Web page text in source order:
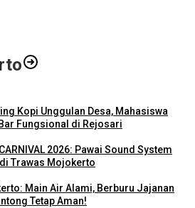
Kopi Unggulan Desa, Mahasiswa
Fungsional di Rejosari
CARNIVAL 2026: Pawai Sound System
Trawas Mojokerto
Main Air Alami, Berburu Jajanan
Tetap Aman!